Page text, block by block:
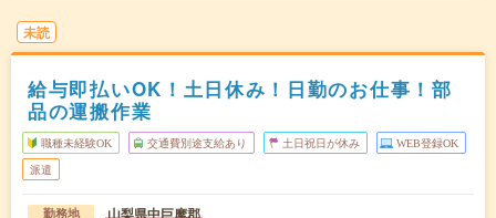
未読
給与即払いOK！土日休み！日勤のお仕事！部
品の運搬作業
職種未経験OK 交通費別途支給あり 土日祝日が休み WEB登録OK
派遣
勤務地